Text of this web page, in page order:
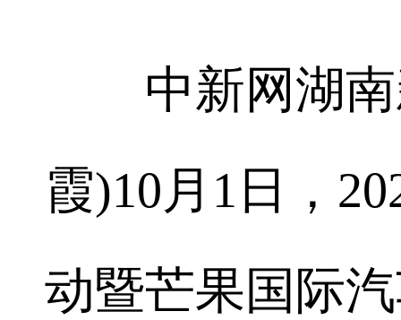
中新网湖南
霞)10月1日，
动暨芒果国际